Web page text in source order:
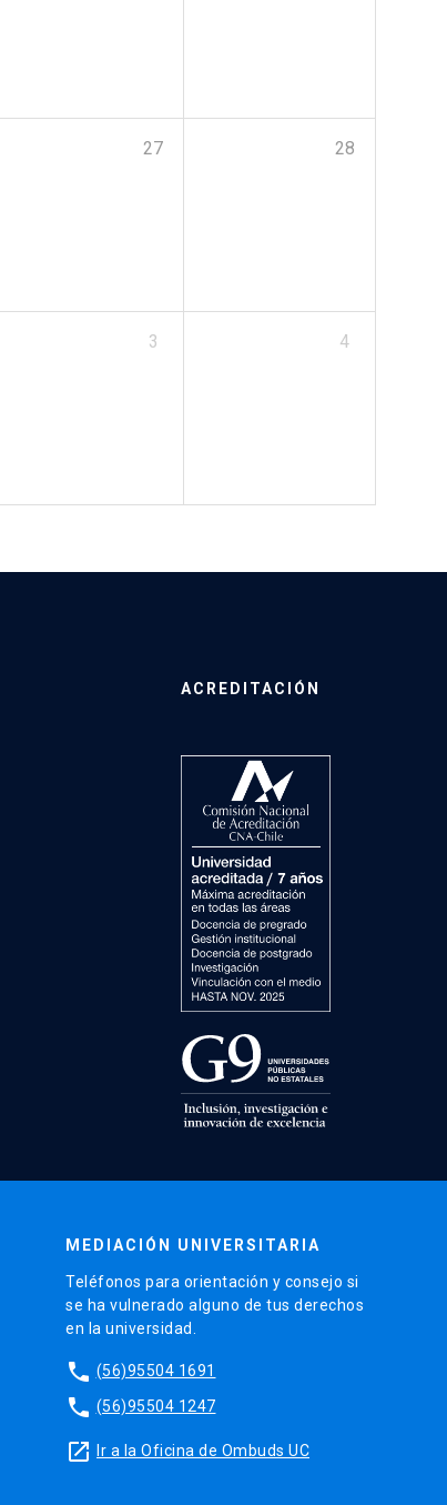
27 28
3 4
ACREDITACIÓN
MEDIACIÓN UNIVERSITARIA
Teléfonos para orientación y consejo si
se ha vulnerado alguno de tus derechos
en la universidad.
phone (56)95504 1691
phone (56)95504 1247
launch Ir a la Oficina de Ombuds UC